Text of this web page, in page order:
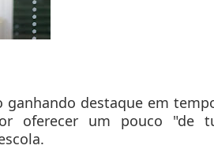
ganhando destaque em
oferecer um pouco "de